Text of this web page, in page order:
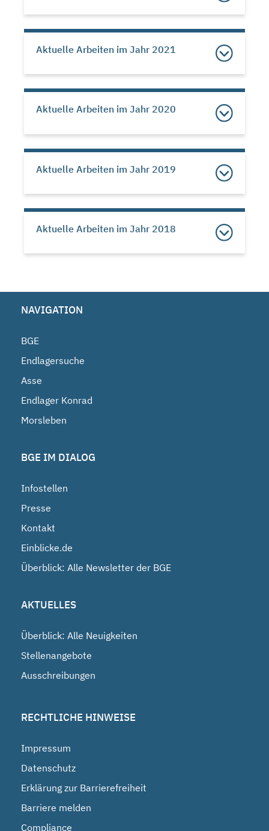
Aktuelle Arbeiten im Jahr 2021
Aktuelle Arbeiten im Jahr 2020
Aktuelle Arbeiten im Jahr 2019
Aktuelle Arbeiten im Jahr 2018
NAVIGATION
BGE
Endlagersuche
Asse
Endlager Konrad
Morsleben
BGE IM DIALOG
Infostellen
Presse
Kontakt
Einblicke.de
Überblick: Alle Newsletter der BGE
AKTUELLES
Überblick: Alle Neuigkeiten
Stellenangebote
Ausschreibungen
RECHTLICHE HINWEISE
Impressum
Datenschutz
Erklärung zur Barrierefreiheit
Barriere melden
Compliance